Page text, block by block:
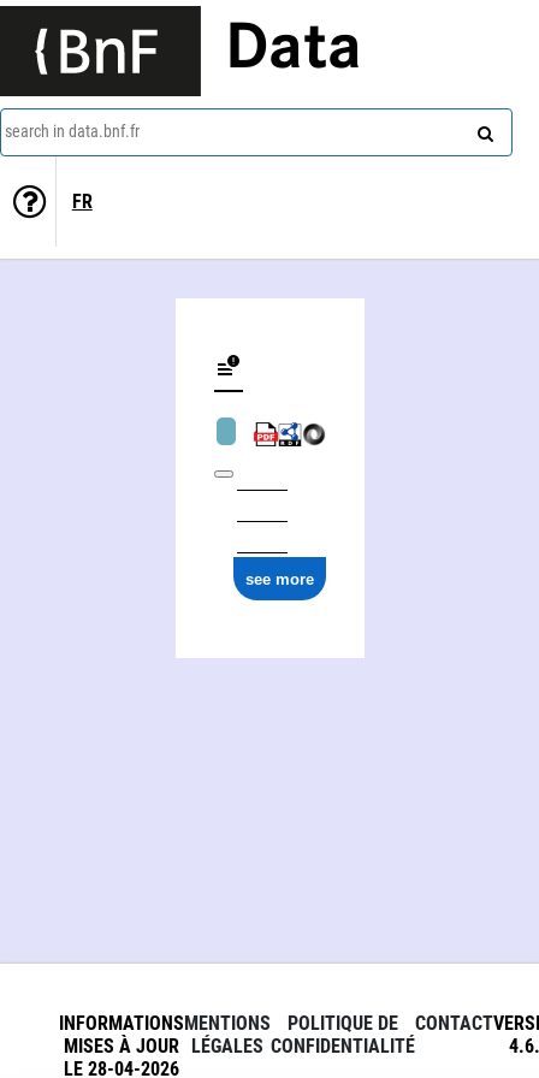
Data
search in data.bnf.fr
FR
see more
INFORMATIONS
MISES À JOUR
LE 28-04-2026
MENTIONS
LÉGALES
POLITIQUE DE
CONFIDENTIALITÉ
CONTACT